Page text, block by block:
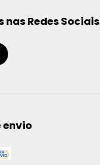
nas Redes Sociais
envio